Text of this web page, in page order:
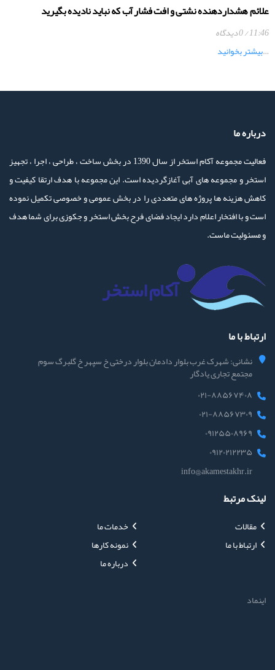
علائم هشداردهنده نشتی و افت فشار آب که نباید نادیده بگیرید
11:46 0 دیدگاه
…بیشتر بخوانید
درباره ما
فعالیت مجموعه آکام استخر از سال 1390 در بخش ساخت ، طراحی ، اجرا ، تجهیز
استخر و مجموعه های آبی آغازگردیده است. این مجموعه با هدف ارتقا کیفیت و
کاهش هزینه ها پروژه های متعددی را در بخش عمومی و خصوصی تکمیل نموده
است و با افتخار اعلام دارد ایجاد فضای فرح بخش استخر و جکوزی برای شما هدف
و مسئولیت ماست.
ارتباط با ما
نشانی: شهرک غرب بلوار دادمان بلوار درختی خ سپهر خ گلبرگ سوم
مجتمع تجاری یادگار
۰۲۱-۸۸۵۶۷۴۰۸
۰۲۱-۸۸۵۶۷۳۰۹
۰۹۱۲۵۵۰۸۹۶۹
۰۹۱۲۰۲۱۲۲۳۵
info@akamestakhr.ir
لینک مرتبط
خدمات ما
مقالات
نمونه کارها
ارتباط با ما
درباره ما
اینماد